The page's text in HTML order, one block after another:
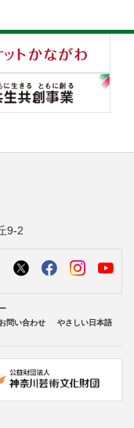
9-2
お問い合わせ やさしい日本語